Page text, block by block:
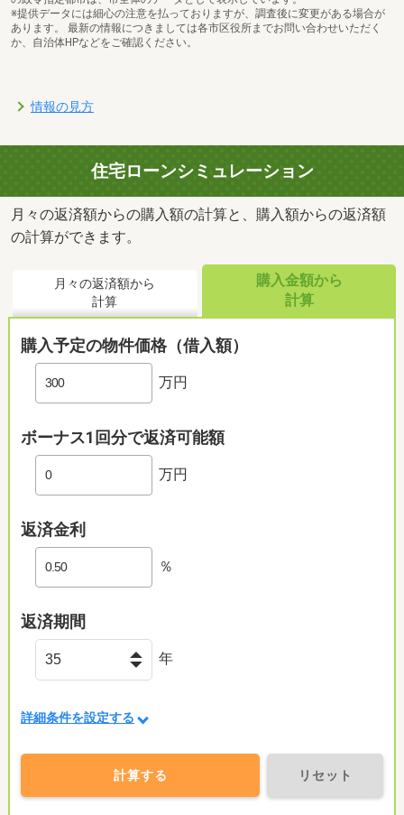
※提供データには細心の注意を払っておりますが、調査後に変更がある場合が
あります。 最新の情報につきましては各市区役所までお問い合わせいただく
か、自治体HPなどをご確認ください。
情報の見方
住宅ローンシミュレーション
月々の返済額からの購入額の計算と、購入額からの返済額
の計算ができます。
月々の返済額から
計算
購入金額から
計算
購入予定の物件価格（借入額）
万円
ボーナス1回分で返済可能額
万円
返済金利
％
返済期間
年
詳細条件を設定する
計算する リセット